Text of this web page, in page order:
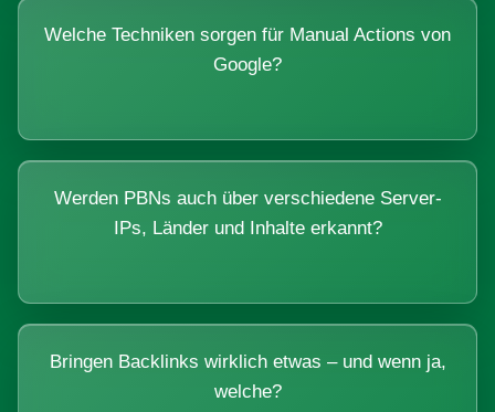
Welche Techniken sorgen für Manual Actions von
Google?
Werden PBNs auch über verschiedene Server-
IPs, Länder und Inhalte erkannt?
Bringen Backlinks wirklich etwas – und wenn ja,
welche?